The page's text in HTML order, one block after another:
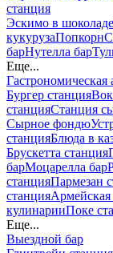
станция
Эскимо в шоколаде
кукурузаПопкорн
барНутелла бар
Еще...
Гастрономическая
Бургер станция
станцияСтанция
Сырное фондю
станцияБлюда в
Брускетта станция
барМоцарелла бар
станцияПармезан
станцияАрмейская
кулинарииПоке
Еще...
Выездной бар